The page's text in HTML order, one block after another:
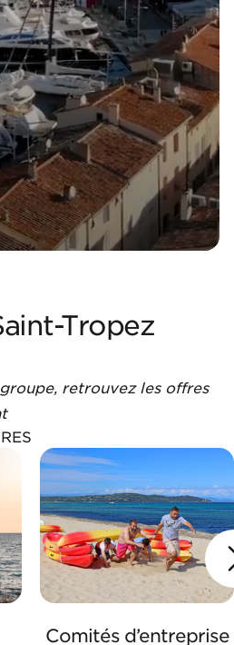
Tropez
retrouvez les offres
Comités d’entreprise